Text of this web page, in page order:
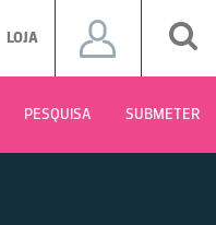
LOJA
PESQUISA SUBMETER